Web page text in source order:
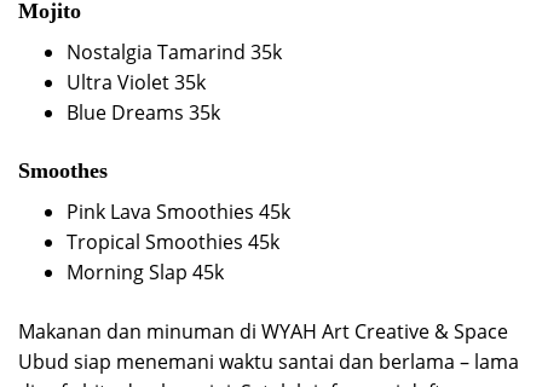
Mojito
Nostalgia Tamarind 35k
Ultra Violet 35k
Blue Dreams 35k
Smoothes
Pink Lava Smoothies 45k
Tropical Smoothies 45k
Morning Slap 45k
Makanan dan minuman di WYAH Art Creative & Space
Ubud siap menemani waktu santai dan berlama – lama